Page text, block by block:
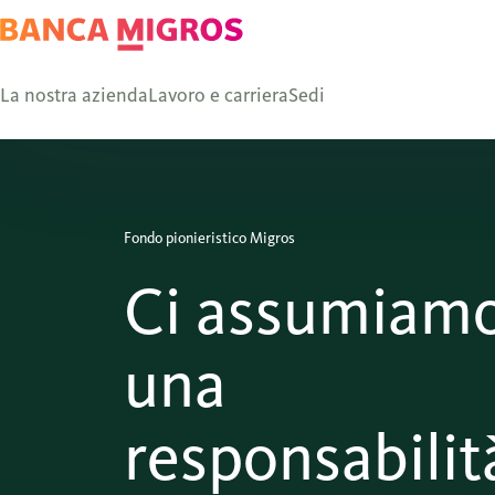
La nostra aziendaLavoro e carrieraSedi
Fondo pionieristico Migros
Ci
una